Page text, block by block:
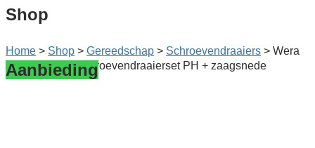
Shop
Home > Shop > Gereedschap > Schroeven­draaiers > Wera
6-delige RVS Schroeven­draaier­set PH + zaagsnede
Aanbieding